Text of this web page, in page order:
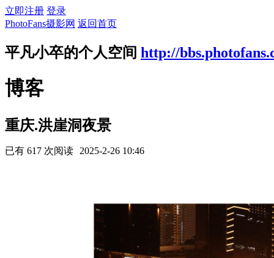
立即注册 登录
PhotoFans摄影网 返回首页
平凡小卒的个人空间 http://
博客
重庆.洪崖洞夜景
已有 617 次阅读 2025-2-26 10:46